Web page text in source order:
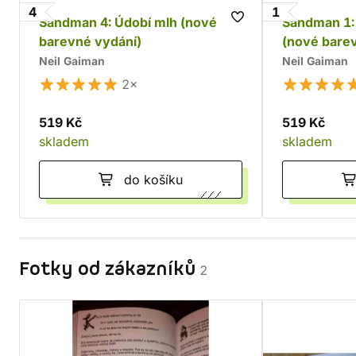
4
Sandman 4: Údobí mlh (nové
barevné vydání)
Neil Gaiman
2×
519 Kč
skladem
do košíku
1
Sandman
(nové
Neil Gaiman
519 Kč
skladem
Fotky od zákazníků 2